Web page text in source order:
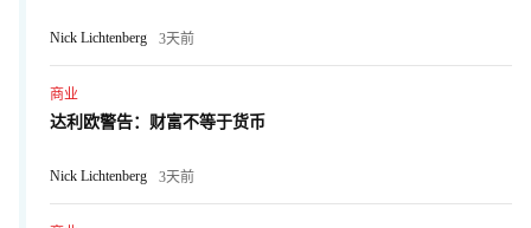
Nick Lichtenberg 3天前
商业
达利欧警告：财富不等于货币
Nick Lichtenberg 3天前